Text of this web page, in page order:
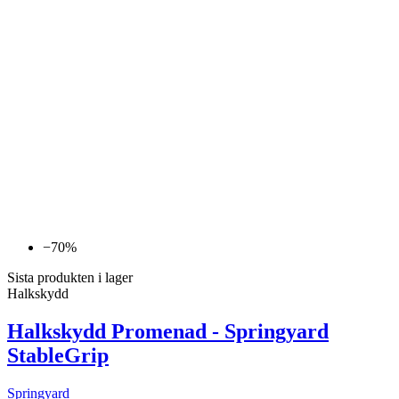
−70%
Sista produkten i lager
Halkskydd
Halkskydd Promenad - Springyard
StableGrip
Springyard